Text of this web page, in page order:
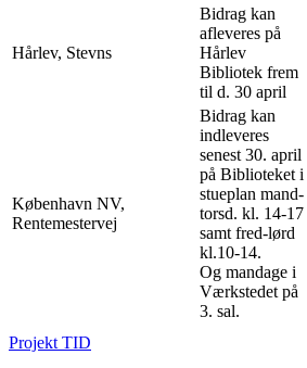
Hårlev, Stevns
Bidrag kan
afleveres på
Hårlev
Bibliotek frem
til d. 30 april
København NV,
Rentemestervej
Bidrag kan
indleveres
senest 30. april
på Biblioteket i
stueplan mand-
torsd. kl. 14-17
samt fred-lørd
kl.10-14.
Og mandage i
Værkstedet på
3. sal.
Projekt TID